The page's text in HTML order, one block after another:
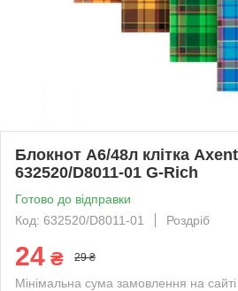
Блокнот А6/48л клітка
632520/D8011-01 G-Rich
Готово до відправки
Код: 632520/D8011-01
Роздріб
24 ₴ 29 ₴
Мінімальна сума замовлення на